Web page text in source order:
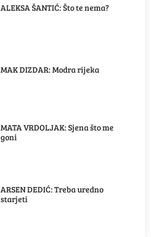
ALEKSA ŠANTIĆ: Što te nema?
MAK DIZDAR: Modra rijeka
MATA VRDOLJAK: Sjena što me
goni
ARSEN DEDIĆ: Treba uredno
starjeti